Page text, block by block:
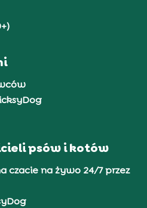
psów i kotów
czacie na żywo 24/7 przez